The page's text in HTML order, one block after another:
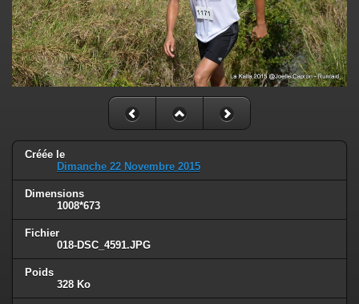
Créée le
Dimanche 22 Novembre 2015
Dimensions
1008*673
Fichier
018-DSC_4591.JPG
Poids
328 Ko